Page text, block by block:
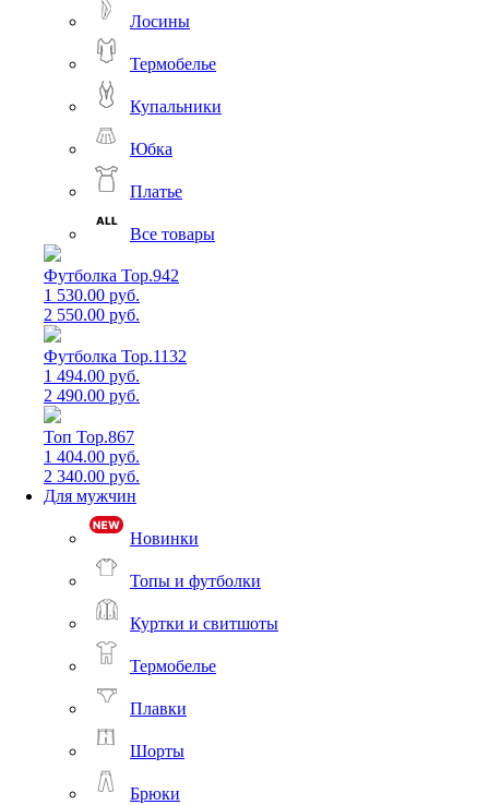
Лосины
Термобелье
Купальники
Юбка
Платье
Все товары
Футболка Top.942
1 530.00 руб.
2 550.00 руб.
Футболка Top.1132
1 494.00 руб.
2 490.00 руб.
Топ Top.867
1 404.00 руб.
2 340.00 руб.
Для мужчин
Новинки
Топы и футболки
Куртки и свитшоты
Термобелье
Плавки
Шорты
Брюки